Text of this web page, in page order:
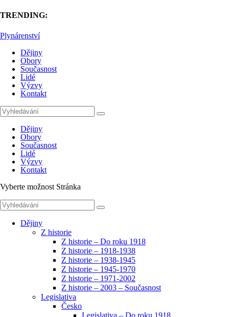
TRENDING:
Plynárenství
Dějiny
Obory
Současnost
Lidé
Výzvy
Kontakt
Dějiny
Obory
Současnost
Lidé
Výzvy
Kontakt
Vyberte možnost Stránka
Dějiny
Z historie
Z historie – Do roku 1918
Z historie – 1918-1938
Z historie – 1938-1945
Z historie – 1945-1970
Z historie – 1971-2002
Z historie – 2003 – Současnost
Legislativa
Česko
Legislativa – Do roku 1918